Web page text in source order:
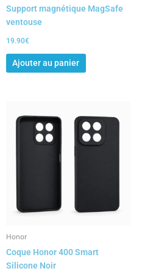
Support magnétique MagSafe
ventouse
19.90€
Ajouter au panier
Honor
Coque Honor 400 Smart
Silicone Noir